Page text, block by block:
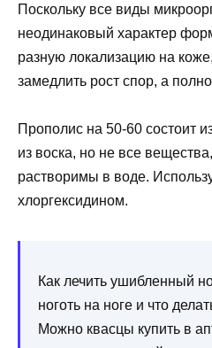
Поскольку все виды
неодинаковый характер
разную локализацию на
замедлить рост спор, а
Прополис на 50-60 состоит
из воска, но не все
растворимы в воде.
хлоргексидином.
Как лечить ушибленный
ноготь на ноге и что
Можно квасцы купить в